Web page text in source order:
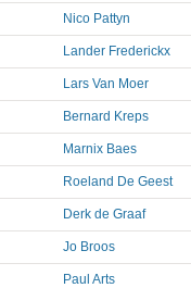
Nico Pattyn
Lander Frederickx
Lars Van Moer
Bernard Kreps
Marnix Baes
Roeland De Geest
Derk de Graaf
Jo Broos
Paul Arts